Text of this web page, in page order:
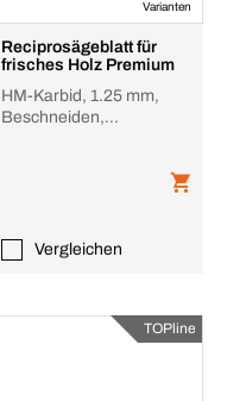
Varianten
Reciprosägeblatt für
frisches Holz Premium
HM-Karbid, 1.25 mm,
Beschneiden,
Vergleichen
TOPline